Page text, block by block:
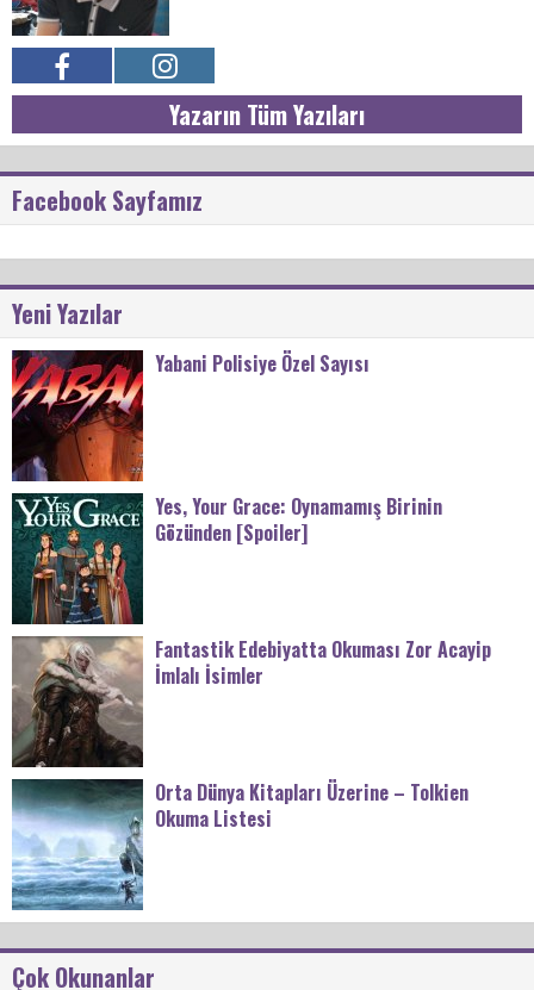
Yazarın Tüm Yazıları
Facebook Sayfamız
Yeni Yazılar
Yabani Polisiye Özel Sayısı
Yes, Your Grace: Oynamamış Birinin
Gözünden [Spoiler]
Fantastik Edebiyatta Okuması Zor Acayip
İmlalı İsimler
Orta Dünya Kitapları Üzerine – Tolkien
Okuma Listesi
Çok Okunanlar